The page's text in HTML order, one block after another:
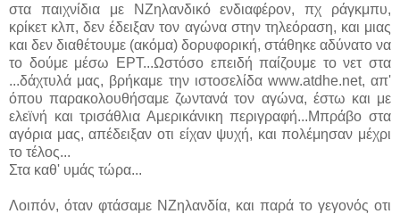
στα παιχνίδια με ΝΖηλανδικό ενδιαφέρον, πχ ράγκμπυ,
κρίκετ κλπ, δεν έδειξαν τον αγώνα στην τηλεόραση, και μιας
και δεν διαθέτουμε (ακόμα) δορυφορική, στάθηκε αδύνατο να
το δούμε μέσω ΕΡΤ...Ωστόσο επειδή παίζουμε το νετ στα
...δάχτυλά μας, βρήκαμε την ιστοσελίδα www.atdhe.net, απ'
όπου παρακολουθήσαμε ζωντανά τον αγώνα, έστω και με
ελεϊνή και τρισάθλια Αμερικάνικη περιγραφή...Μπράβο στα
αγόρια μας, απέδειξαν οτι είχαν ψυχή, και πολέμησαν μέχρι
το τέλος...
Στα καθ' υμάς τώρα...
Λοιπόν, όταν φτάσαμε ΝΖηλανδία, και παρά το γεγονός οτι